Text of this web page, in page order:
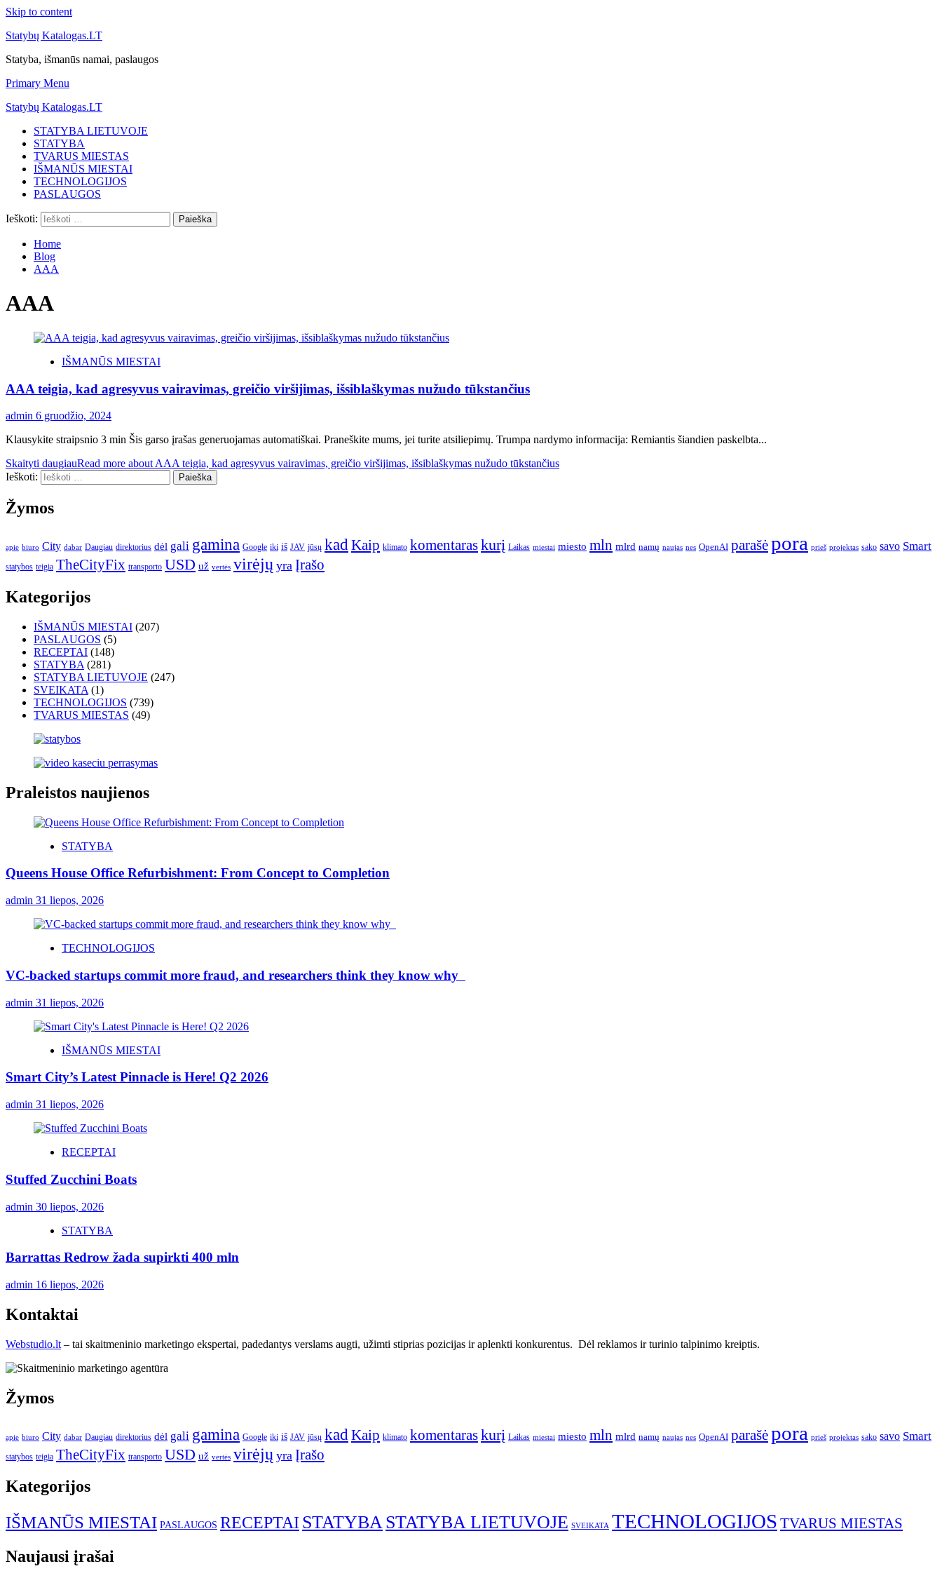
Skip to content
Statybų Katalogas.LT
Statyba, išmanūs namai, paslaugos
Primary Menu
Statybų Katalogas.LT
STATYBA LIETUVOJE
STATYBA
TVARUS MIESTAS
IŠMANŪS MIESTAI
TECHNOLOGIJOS
PASLAUGOS
Ieškoti:
Home
Blog
AAA
AAA
IŠMANŪS MIESTAI
AAA teigia, kad agresyvus vairavimas, greičio viršijimas, išsiblaškymas nužudo tūkstančius
admin 6 gruodžio, 2024
Klausykite straipsnio 3 min Šis garso įrašas generuojamas automatiškai. Praneškite mums, jei turite atsiliepimų. Trumpa nardymo informacija: Remiantis šiandien paskelbta...
Skaityti daugiauRead more about AAA teigia, kad agresyvus vairavimas, greičio viršijimas, išsiblaškymas nužudo tūkstančius
Ieškoti:
Žymos
apie biuro City dabar Daugiau direktorius dėl gali gamina Google iki iš JAV jūsų kad Kaip klimato komentaraskurį Laikas miestai miesto mln mlrd namų naujas nes OpenAI parašėpora prieš projektas sako savo Smart
statybos teigia TheCityFix transporto USD už vertės virėjų yra Įrašo
Kategorijos
IŠMANŪS MIESTAI (207)
PASLAUGOS (5)
RECEPTAI (148)
STATYBA (281)
STATYBA LIETUVOJE (247)
SVEIKATA (1)
TECHNOLOGIJOS (739)
TVARUS MIESTAS (49)
Praleistos naujienos
STATYBA
Queens House Office Refurbishment: From Concept to Completion
admin 31 liepos, 2026
TECHNOLOGIJOS
VC-backed startups commit more fraud, and researchers think they know why
admin 31 liepos, 2026
IŠMANŪS MIESTAI
Smart City’s Latest Pinnacle is Here! Q2 2026
admin 31 liepos, 2026
RECEPTAI
Stuffed Zucchini Boats
admin 30 liepos, 2026
STATYBA
Barrattas Redrow žada supirkti 400 mln
admin 16 liepos, 2026
Kontaktai
Webstudio.lt – tai skaitmeninio marketingo ekspertai, padedantys verslams augti, užimti stiprias pozicijas ir aplenkti konkurentus. Dėl reklamos ir turinio talpinimo kreiptis.
Žymos
apie biuro City dabar Daugiau direktorius dėl gali gamina Google iki iš JAV jūsų kad Kaip klimato komentaraskurį Laikas miestai miesto mln mlrd namų naujas nes OpenAI parašėpora prieš projektas sako savo Smart
statybos teigia TheCityFix transporto USD už vertės virėjų yra Įrašo
Kategorijos
IŠMANŪS MIESTAI PASLAUGOS RECEPTAISTATYBASTATYBA LIETUVOJE SVEIKATA TECHNOLOGIJOS TVARUS MIESTAS
Naujausi įrašai